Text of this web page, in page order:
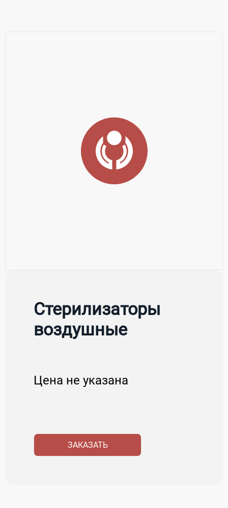
Стерилизаторы
воздушные
Цена не указана
ЗАКАЗАТЬ